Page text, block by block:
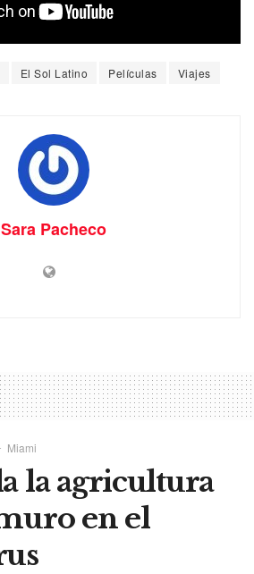
El Sol Latino Películas Viajes
Sara Pacheco
Miami
la agricultura
en el